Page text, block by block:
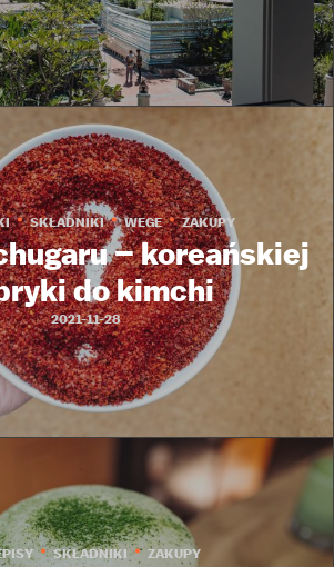
SKŁADNIKI WEGE ZAKUPY
– koreańskiej
do kimchi
2021-11-28
SKŁADNIKI ZAKUPY